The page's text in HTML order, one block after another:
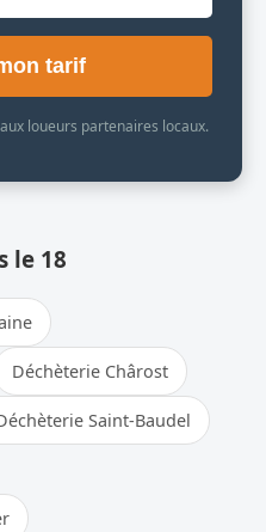
tarif
loueurs partenaires locaux.
le 18
Déchèterie Chârost
Saint-Baudel